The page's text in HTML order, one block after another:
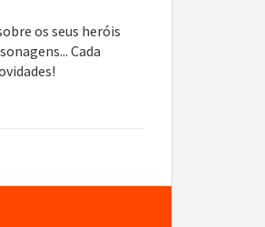
os seus heróis
Cada